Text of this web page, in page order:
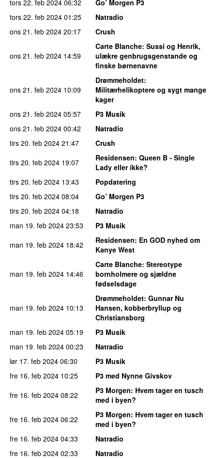
tors 22. feb 2024 06:32
Go’ Morgen P3
tors 22. feb 2024 01:25
Natradio
ons 21. feb 2024 20:17 Crush
ons 21. feb 2024 14:59
Carte Blanche: Sussi og Henrik,
ulækre genbrugsgenstande og
finske børnenavne
ons 21. feb 2024 10:09
Drømmeholdet:
Militærhelikoptere og sygt mange
kager
ons 21. feb 2024 05:57
P3 Musik
ons 21. feb 2024 00:42
Natradio
tirs 20. feb 2024 21:47
Crush
tirs 20. feb 2024 19:07 Residensen: Queen B - Single
Lady eller ikke?
tirs 20. feb 2024 13:43
Popdatering
tirs 20. feb 2024 08:04
Go’ Morgen P3
tirs 20. feb 2024 04:18
Natradio
man 19. feb 2024 23:53
P3 Musik
man 19. feb 2024 18:42 Residensen: En GOD nyhed om
Kanye West
man 19. feb 2024 14:46
Carte Blanche: Stereotype
bornholmere og sjældne
fødselsdage
man 19. feb 2024 10:13
Drømmeholdet: Gunnar Nu
Hansen, kobberbryllup og
Christiansborg
man 19. feb 2024 05:19
P3 Musik
man 19. feb 2024 00:23
Natradio
lør 17. feb 2024 06:30
P3 Musik
fre 16. feb 2024 10:25
P3 med Nynne Givskov
fre 16. feb 2024 08:22 P3 Morgen: Hvem tager en tusch
med i byen?
fre 16. feb 2024 06:22 P3 Morgen: Hvem tager en tusch
med i byen?
fre 16. feb 2024 04:33
Natradio
fre 16. feb 2024 02:33
Natradio